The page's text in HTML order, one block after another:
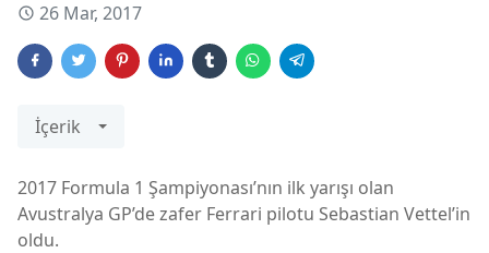
26 Mar, 2017
İçerik
2017 Formula 1 Şampiyonası’nın ilk yarışı olan
Avustralya GP’de zafer Ferrari pilotu Sebastian Vettel’in
oldu.